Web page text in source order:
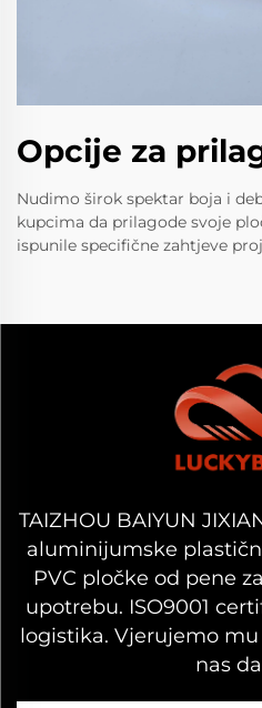
Opcije za
Nudimo širok spektar boja i
kupcima da prilagode svoje
ispunile specifične zahtjeve
TAIZHOU BAIYUN
aluminijumske
PVC pločke od pene
upotrebu. ISO9001
logistika. Vjerujemo
nas